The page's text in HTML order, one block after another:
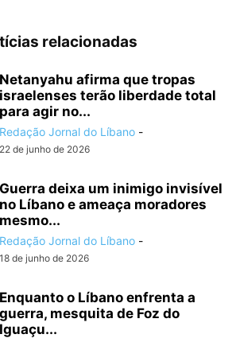
relacionadas
Netanyahu afirma que tropas
israelenses terão liberdade total
para agir no...
Redação Jornal do Líbano -
22 de junho de 2026
Guerra deixa um inimigo invisível
no Líbano e ameaça moradores
mesmo...
Redação Jornal do Líbano -
18 de junho de 2026
Enquanto o Líbano enfrenta a
guerra, mesquita de Foz do
Iguaçu...